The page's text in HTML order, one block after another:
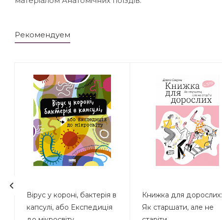
Рекомендуем
Вірус у короні, бактерія в
капсулі, або Експедиція
Книжка для дорослих:
Як старшати, але не